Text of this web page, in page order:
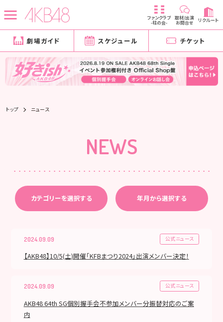
ファンクラブ
-柱の会-
取材/出演
お問合せ リクルート
劇場ガイド スケジュール チケット
トップ ニュース
NEWS
カテゴリーを選択する 年月から選択する
2024.09.09 公式ニュース
【AKB48】10/5(土)開催「KFBまつり2024」出演メンバー決定！
2024.09.09 公式ニュース
AKB48 64th SG個別握手会不参加メンバー分振替対応のご案
内